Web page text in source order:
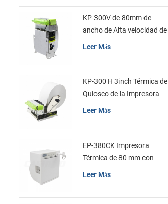
KP-300V de 80mm de
ancho de Alta velocidad de
la Impresora Térmica del
Leer Más
KP-300 H 3inch Térmica del
Quiosco de la Impresora
Módulo de
Leer Más
EP-380CK Impresora
Térmica de 80 mm con
Leer Más